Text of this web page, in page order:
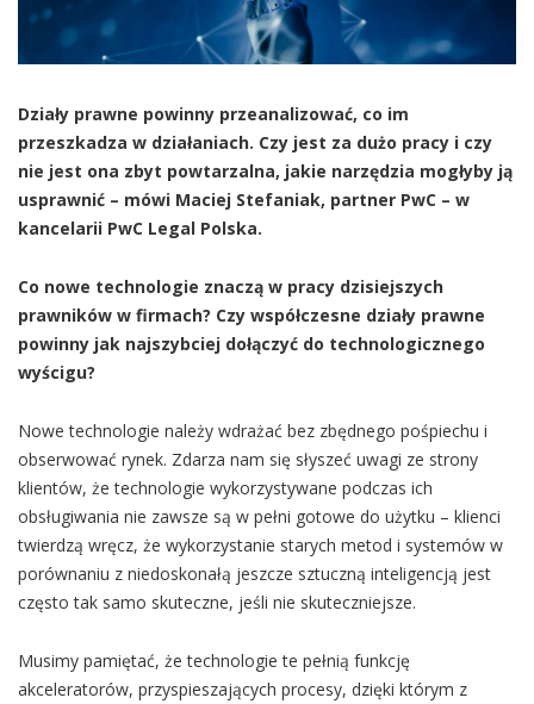
Działy prawne powinny przeanalizować, co im
przeszkadza w działaniach. Czy jest za dużo pracy i czy
nie jest ona zbyt powtarzalna, jakie narzędzia mogłyby ją
usprawnić – mówi Maciej Stefaniak, partner PwC – w
kancelarii PwC Legal Polska.
Co nowe technologie znaczą w pracy dzisiejszych
prawników w firmach? Czy współczesne działy prawne
powinny jak najszybciej dołączyć do technologicznego
wyścigu?
Nowe technologie należy wdrażać bez zbędnego pośpiechu i
obserwować rynek. Zdarza nam się słyszeć uwagi ze strony
klientów, że technologie wykorzystywane podczas ich
obsługiwania nie zawsze są w pełni gotowe do użytku – klienci
twierdzą wręcz, że wykorzystanie starych metod i systemów w
porównaniu z niedoskonałą jeszcze sztuczną inteligencją jest
często tak samo skuteczne, jeśli nie skuteczniejsze.
Musimy pamiętać, że technologie te pełnią funkcję
akceleratorów, przyspieszających procesy, dzięki którym z